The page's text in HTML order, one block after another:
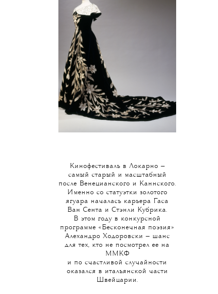
Кинофестиваль в Локарно —
самый старый и масштабный
после Венецианского и Каннского.
Именно со статуэтки золотого
ягуара началась карьера Гаса
Ван Сента и Стэнли Кубрика.
В этом году в конкурсной
программе «Бесконечная поэзия»
Алехандро Ходоровски — шанс
для тех, кто не посмотрел ее на
ММКФ
и по счастливой случайности
оказался в итальянской части
Швейцарии.